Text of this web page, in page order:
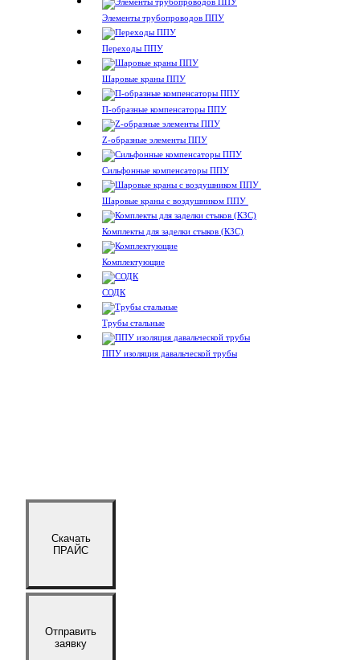
Элементы трубопроводов ППУ
Переходы ППУ
Шаровые краны ППУ
П-образные компенсаторы ППУ
Z-образные элементы ППУ
Сильфонные компенсаторы ППУ
Шаровые краны с воздушником ППУ
Комплекты для заделки стыков (КЗС)
Комплектующие
СОДК
Трубы стальные
ППУ изоляция давальческой трубы
Скачать
ПРАЙС
Отправить
заявку